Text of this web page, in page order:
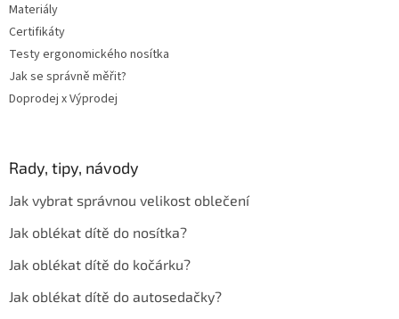
Materiály
Certifikáty
Testy ergonomického nosítka
Jak se správně měřit?
Doprodej x Výprodej
Rady, tipy, návody
Jak vybrat správnou velikost oblečení
Jak oblékat dítě do nosítka?
Jak oblékat dítě do kočárku?
Jak oblékat dítě do autosedačky?